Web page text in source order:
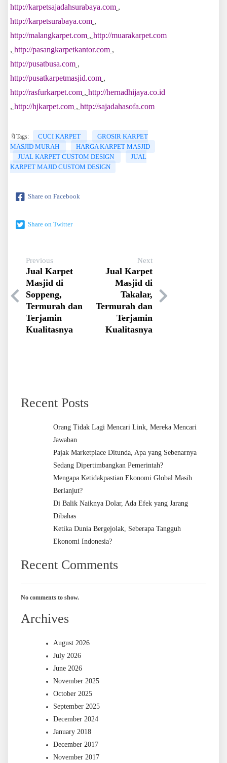
http://karpetsajadahsurabaya.com ,
http://karpetsurabaya.com ,
http://malangkarpet.com , http://muarakarpet.com
, http://pasangkarpetkantor.com ,
http://pusatbusa.com ,
http://pusatkarpetmasjid.com ,
http://rasfurkarpet.com , http://hernadhijaya.co.id
, http://hjkarpet.com , http://sajadahasofa.com
🔖Tags: CUCI KARPET
GROSIR KARPET
MASJID MURAH
HARGA KARPET MASJID
JUAL KARPET CUSTOM DESIGN
JUAL
KARPET MAJID CUSTOM DESIGN
Share on Facebook
Share on Twitter
Previous
Jual Karpet
Masjid di
Soppeng,
Termurah dan
Terjamin
Kualitasnya
Next
Jual Karpet
Masjid di
Takalar,
Termurah dan
Terjamin
Kualitasnya
Recent Posts
Orang Tidak Lagi Mencari Link, Mereka Mencari
Jawaban
Pajak Marketplace Ditunda, Apa yang Sebenarnya
Sedang Dipertimbangkan Pemerintah?
Mengapa Ketidakpastian Ekonomi Global Masih
Berlanjut?
Di Balik Naiknya Dolar, Ada Efek yang Jarang
Dibahas
Ketika Dunia Bergejolak, Seberapa Tangguh
Ekonomi Indonesia?
Recent Comments
No comments to show.
Archives
August 2026
July 2026
June 2026
November 2025
October 2025
September 2025
December 2024
January 2018
December 2017
November 2017